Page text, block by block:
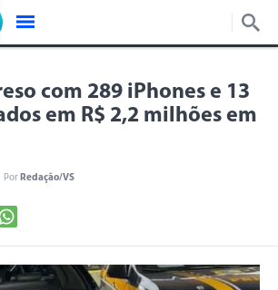
com 289 iPhones e 13
em R$ 2,2 milhões em
Por Redação/VS